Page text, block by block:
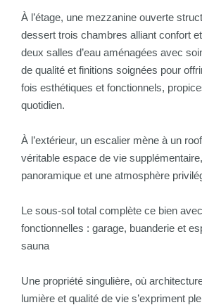
À l’étage, une mezzanine ouverte
dessert trois chambres alliant confort
deux salles d’eau aménagées avec
de qualité et finitions soignées pour
fois esthétiques et fonctionnels,
quotidien.
À l’extérieur, un escalier mène à un
véritable espace de vie
panoramique et une atmosphère
Le sous-sol total complète ce bien
fonctionnelles : garage, buanderie et
sauna
Une propriété singulière, où
lumière et qualité de vie s’expriment